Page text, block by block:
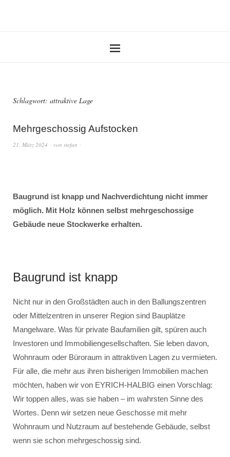
Schlagwort: attraktive Lage
Mehrgeschossig Aufstocken
21. März 2024 von stefan
Baugrund ist knapp und Nachverdichtung nicht immer
möglich. Mit Holz können selbst mehrgeschossige
Gebäude neue Stockwerke erhalten.
Baugrund ist knapp
Nicht nur in den Großstädten auch in den Ballungszentren
oder Mittelzentren in unserer Region sind Bauplätze
Mangelware. Was für private Baufamilien gilt, spüren auch
Investoren und Immobiliengesellschaften. Sie leben davon,
Wohnraum oder Büroraum in attraktiven Lagen zu vermieten.
Für alle, die mehr aus ihren bisherigen Immobilien machen
möchten, haben wir von EYRICH-HALBIG einen Vorschlag:
Wir toppen alles, was sie haben – im wahrsten Sinne des
Wortes. Denn wir setzen neue Geschosse mit mehr
Wohnraum und Nutzraum auf bestehende Gebäude, selbst
wenn sie schon mehrgeschossig sind.